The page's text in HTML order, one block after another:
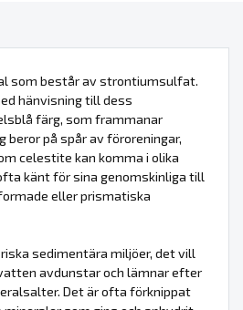
som består av strontiumsulfat.
hänvisning till dess
färg, som frammanar
beror på spår av föroreningar,
celestite kan komma i olika
känt för sina genomskinliga till
eller prismatiska
sedimentära miljöer, det vill
avdunstar och lämnar efter
Det är ofta förknippat